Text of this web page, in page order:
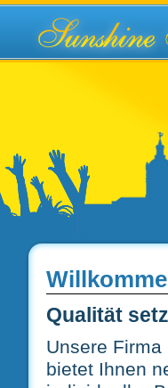
Qualität
Unsere
bietet Ihnen